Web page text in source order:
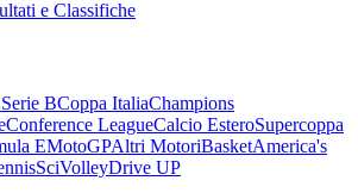
e Classifiche
Serie BCoppa ItaliaChampions
Conference LeagueCalcio EsteroSupercoppa
EMotoGPAltri MotoriBasketAmerica's
SciVolleyDrive UP